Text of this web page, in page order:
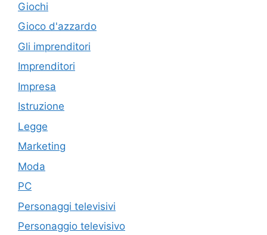
Giochi
Gioco d'azzardo
Gli imprenditori
Imprenditori
Impresa
Istruzione
Legge
Marketing
Moda
PC
Personaggi televisivi
Personaggio televisivo